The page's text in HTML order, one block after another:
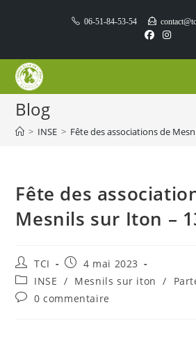
06-51-84-53-54
Blog
> INSE > Fête des associations de
Fête des
Mesnils sur Iton –
Auteur/autrice
de
la
publication :
TCI
Publication
publiée :
4 mai 2023
Post
category:
INSE / Mesnils sur iton /
Commentaires
0 commentaire